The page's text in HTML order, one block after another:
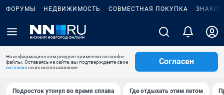
ФОРУМЫ НЕДВИЖИМОСТЬ СОВМЕСТНАЯ ПОКУПКА
На информационном ресурсе применяются cookie-
файлы. Оставаясь на сайте, вы подтверждаете свое
согласиена их использование.
Согласен
Подросток утонул во время сплава Где отдыхать этим летом